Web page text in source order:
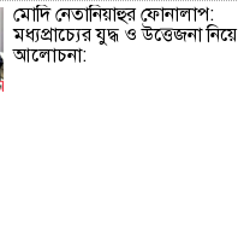
মোদি নেতানিয়াহুর ফোনালাপ:
মধ্যপ্রাচ্যের যুদ্ধ ও উত্তেজনা নিয়ে
আলোচনা: